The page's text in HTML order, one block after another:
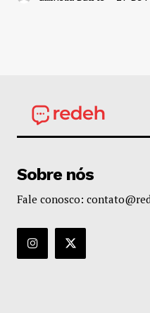
Sobre nós
Fale conosco: